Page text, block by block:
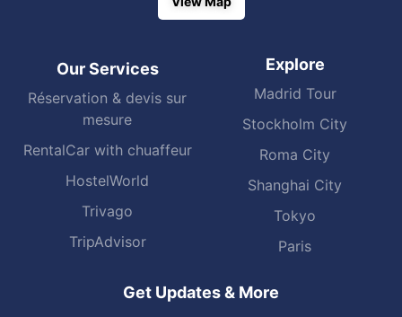
Our Services
Réservation & devis sur
mesure
RentalCar with chuaffeur
HostelWorld
Trivago
TripAdvisor
Explore
Madrid Tour
Stockholm City
Roma City
Shanghai City
Tokyo
Paris
Get Updates & More